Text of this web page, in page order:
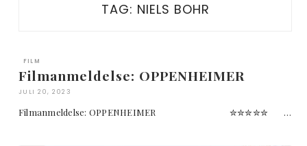
TAG: NIELS BOHR
FILM
Filmanmeldelse: OPPENHEIMER
JULI 20, 2023
Filmanmeldelse: OPPENHEIMER ✮✮✮✮✮ …